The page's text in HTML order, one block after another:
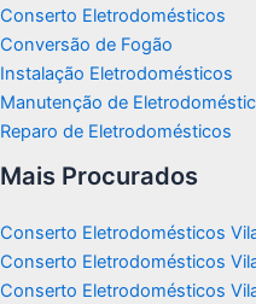
Conserto Eletrodomésticos
Conversão de Fogão
Instalação Eletrodomésticos
Manutenção de
Reparo de Eletrodomésticos
Mais Procurados
Conserto Eletrodomésticos
Conserto Eletrodomésticos
Conserto Eletrodomésticos